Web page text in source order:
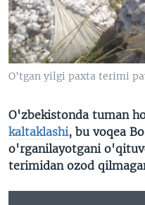
VIDEO
XABARLAR SURATLARDA
ODNOKLASSNIKI
TELEGRAM
TWITTER
O'tgan yilgi paxta terimi
O'zbekistonda tuman
kaltaklashi, bu voqea
o'rganilayotgani
terimidan ozod